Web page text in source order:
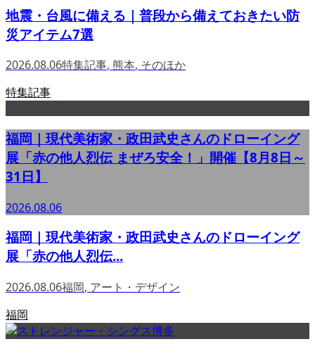
地震・台風に備える｜普段から備えておきたい防
災アイテム7選
2026.08.06特集記事, 熊本, そのほか
特集記事
福岡｜現代美術家・政田武史さんのドローイング
展「赤の他人烈伝 まぜろ安全！」開催【8月8日～
31日】
2026.08.06
福岡｜現代美術家・政田武史さんのドローイング
展「赤の他人烈伝...
2026.08.06福岡, アート・デザイン
福岡